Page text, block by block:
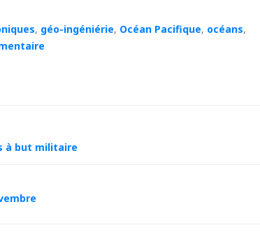
, géo-ingéniérie, Océan Pacifique, océans,
à but militaire